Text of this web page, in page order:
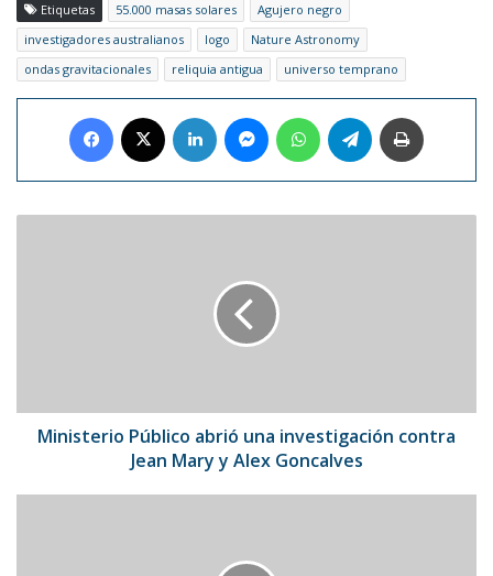
Etiquetas 55.000 masas solares
Agujero negro
investigadores australianos
logo
Nature Astronomy
ondas gravitacionales
reliquia antigua universo temprano
Facebook LinkedIn MessengerWhatsAppTelegram
y
AlexMinisterio Público abrió una investigación contra
Jean Mary y Alex Goncalves